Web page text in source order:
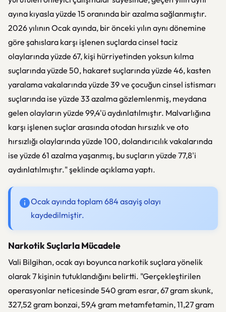
ayına kıyasla yüzde 15 oranında bir azalma sağlanmıştır.
2026 yılının Ocak ayında, bir önceki yılın aynı dönemine
göre şahıslara karşı işlenen suçlarda cinsel taciz
olaylarında yüzde 67, kişi hürriyetinden yoksun kılma
suçlarında yüzde 50, hakaret suçlarında yüzde 46, kasten
yaralama vakalarında yüzde 39 ve çocuğun cinsel istismarı
suçlarında ise yüzde 33 azalma gözlemlenmiş, meydana
gelen olayların yüzde 99,4'ü aydınlatılmıştır. Malvarlığına
karşı işlenen suçlar arasında otodan hırsızlık ve oto
hırsızlığı olaylarında yüzde 100, dolandırıcılık vakalarında
ise yüzde 61 azalma yaşanmış, bu suçların yüzde 77,8'i
aydınlatılmıştır." şeklinde açıklama yaptı.
Ocak ayında toplam 684 asayiş olayı
kaydedilmiştir.
Narkotik Suçlarla Mücadele
Vali Bilgihan, ocak ayı boyunca narkotik suçlara yönelik
olarak 7 kişinin tutuklandığını belirtti. "Gerçekleştirilen
operasyonlar neticesinde 540 gram esrar, 67 gram skunk,
327,52 gram bonzai, 59,4 gram metamfetamin, 11,27 gram